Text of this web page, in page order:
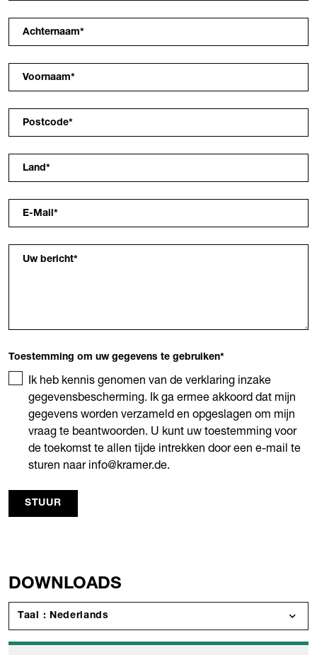
Achternaam*
Voornaam*
Postcode*
Land*
E-Mail*
Uw bericht*
Toestemming om uw gegevens te gebruiken*
Ik heb kennis genomen van de verklaring inzake
gegevensbescherming. Ik ga ermee akkoord dat mijn
gegevens worden verzameld en opgeslagen om mijn
vraag te beantwoorden. U kunt uw toestemming voor
de toekomst te allen tijde intrekken door een e-mail te
sturen naar info@kramer.de.
STUUR
DOWNLOADS
Taal : Nederlands